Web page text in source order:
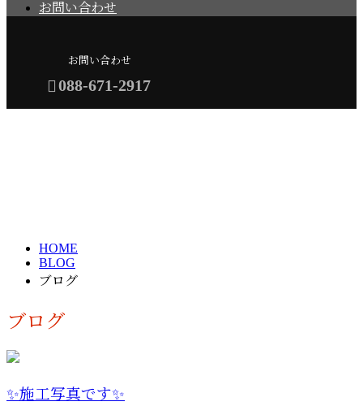
お問い合わせ
お問い合わせ
088-671-2917
HOME
BLOG
ブログ
ブログ
✨施工写真です✨